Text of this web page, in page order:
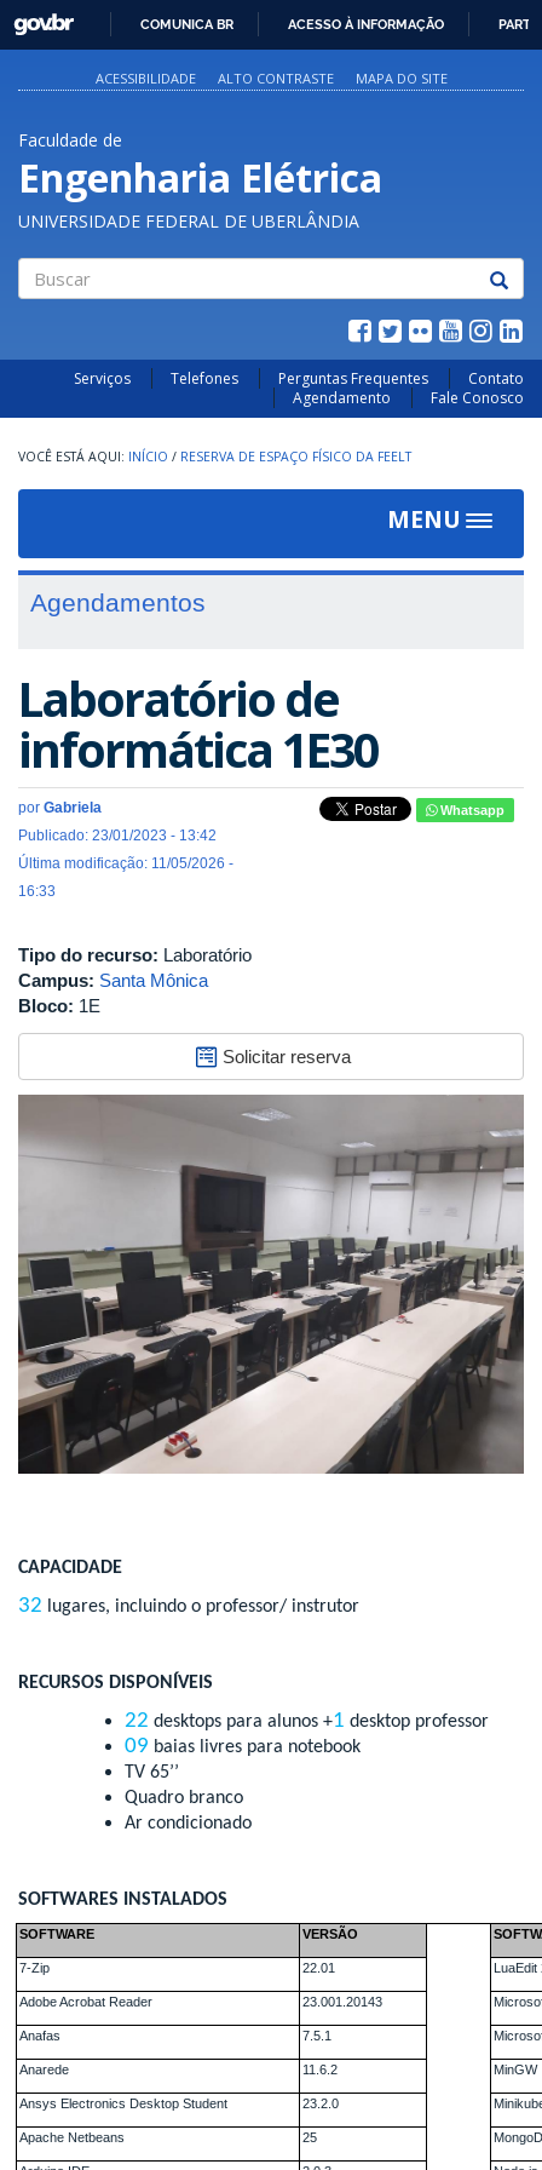
PARA
O
GOVBR
COMUNICA BR ACESSO À INFORMAÇÃO
ACESSIBILIDADE ALTO CONTRASTE MAPA DO SITE
Faculdade de
Engenharia Elétrica
UNIVERSIDADE FEDERAL DE UBERLÂNDIA
Serviços Telefones Perguntas Frequentes
Contato
Agendamento
Fale Conosco
INÍCIO / RESERVA DE ESPAÇO FÍSICO DA FEELT
MENU
Toggle
Agendamentos
Laboratório de
informática 1E30
por Gabriela
Publicado: 23/01/2023 - 13:42
Última modificação: 11/05/2026 -
16:33
Whatsapp
Tipo do recurso: Laboratório
Campus: Santa Mônica
Bloco: 1E
Solicitar reserva
CAPACIDADE
32 lugares, incluindo o professor/ instrutor
RECURSOS DISPONÍVEIS
22 desktops para alunos +1 desktop professor
09 baias livres para notebook
TV 65’’
Quadro branco
Ar condicionado
SOFTWARES INSTALADOS
SOFTWARE VERSÃO
7-Zip 22.01 LuaEdit
Adobe Acrobat Reader 23.001.20143
Anafas 7.5.1
Anarede 11.6.2 MinGW
Ansys Electronics Desktop Student 23.2.0
Apache Netbeans 25